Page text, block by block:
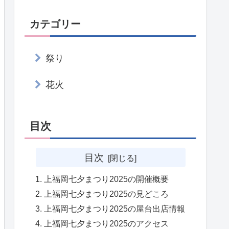
カテゴリー
祭り
花火
目次
目次
上福岡七夕まつり2025の開催概要
上福岡七夕まつり2025の見どころ
上福岡七夕まつり2025の屋台出店情報
上福岡七夕まつり2025のアクセス